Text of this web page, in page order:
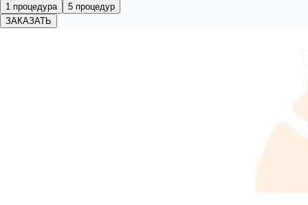
1 процедура
5 процедур
ЗАКАЗАТЬ